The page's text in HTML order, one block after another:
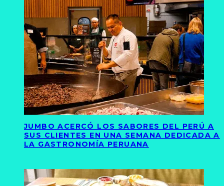
JUMBO ACERCÓ LOS SABORES DEL PERÚ A
SUS CLIENTES EN UNA SEMANA DEDICADA A
LA GASTRONOMÍA PERUANA